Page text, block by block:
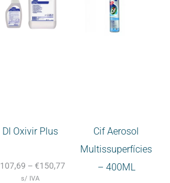
DI Oxivir Plus
107,69 – €150,77
s/ IVA
Cif Aerosol
Multissuperfícies
– 400ML